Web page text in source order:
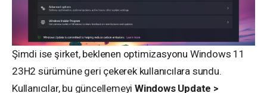
Şimdi ise şirket, beklenen optimizasyonu Windows 11
23H2 sürümüne geri çekerek kullanıcılara sundu.
Kullanıcılar, bu güncellemeyiWindows Update >